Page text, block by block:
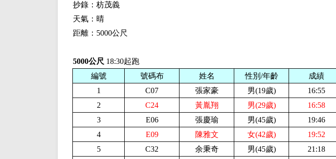
抄錄：枋茂義
天氣：晴
距離：5000公尺
5000公尺 18:30起跑
編號
號碼布 姓名 性別/年齡 成績
1
C07 張家豪 男(19歲)
16:55
2
C24 黃胤翔 男(29歲) 16:58
3
E06 張慶瑜 男(45歲)
19:46
4
E09 陳雅文 女(42歲) 19:52
5
C32 余秉奇 男(45歲)
21:18